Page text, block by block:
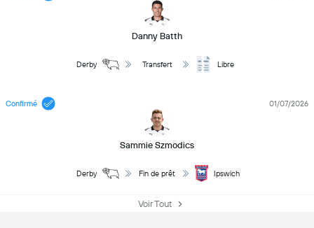
Danny Batth
Derby Transfert Libre
Confirmé
Sammie Szmodics
01/07/2026
Derby Fin de prêt Ipswich
Voir Tout